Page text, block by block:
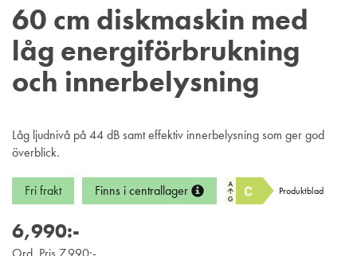
60 cm diskmaskin med
låg energiförbrukning
och innerbelysning
Låg ljudnivå på 44 dB samt effektiv innerbelysning som ger god
överblick.
Fri frakt Finns i centrallager Produktblad
6,990:-